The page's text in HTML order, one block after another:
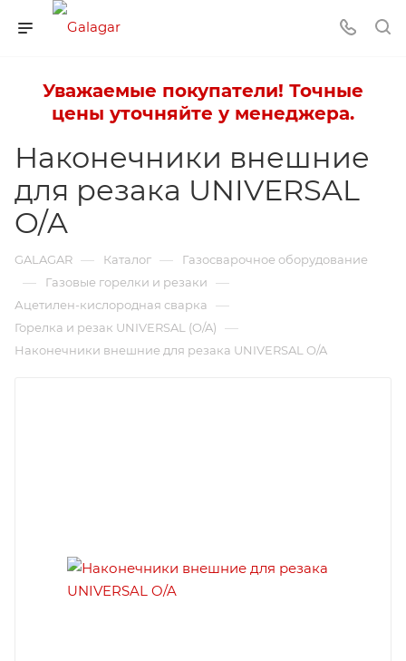
Уважаемые покупатели! Точные
цены уточняйте у менеджера.
Наконечники внешние
для резака UNIVERSAL
O/A
GALAGAR — Каталог — Газосварочное оборудование
— Газовые горелки и резаки —
Ацетилен-кислородная сварка —
Горелка и резак UNIVERSAL (O/A) —
Наконечники внешние для резака UNIVERSAL O/A